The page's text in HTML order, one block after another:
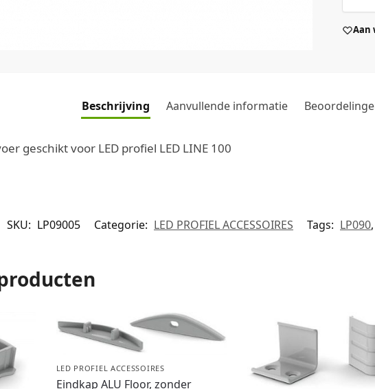
Aan
Beschrijving Aanvullende informatie
geschikt voor LED profiel LED LINE 100
SKU: LP09005 Categorie: LED PROFIEL ACCESSOIRES Tags: LP090,
LED PROFIEL ACCESSOIRES
Eindkap ALU Floor, zonder